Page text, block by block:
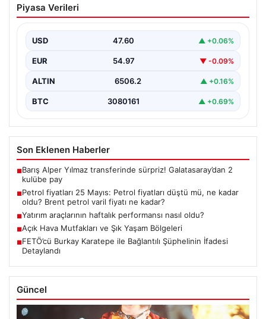
düştü mü, ne kadar oldu? Brent petrol
Piyasa Verileri
USD 47.60 ▲ +0.06%
EUR 54.97 ▼ -0.09%
ALTIN 6506.2 ▲ +0.16%
BTC 3080161 ▲ +0.69%
Son Eklenen Haberler
■Barış Alper Yılmaz transferinde sürpriz! Galatasaray’dan 2
kulübe pay
■Petrol fiyatları 25 Mayıs: Petrol fiyatları düştü mü, ne kadar
oldu? Brent petrol varil fiyatı ne kadar?
■Yatırım araçlarının haftalık performansı nasıl oldu?
■Açık Hava Mutfakları ve Şık Yaşam Bölgeleri
■FETÖ’cü Burkay Karatepe ile Bağlantılı Şüphelinin İfadesi
Detaylandı
Güncel